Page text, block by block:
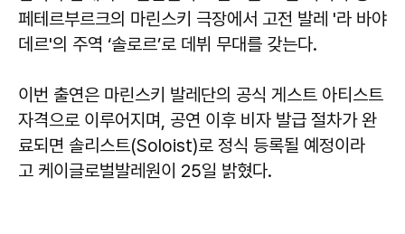
페테르부르크의 마린스키 극장에서 고전 발레 '라 바야
데르'의 주역 ‘솔로르’로 데뷔 무대를 갖는다.
이번 출연은 마린스키 발레단의 공식 게스트 아티스트
자격으로 이루어지며, 공연 이후 비자 발급 절차가 완
료되면 솔리스트(Soloist)로 정식 등록될 예정이라
고 케이글로벌발레원이 25일 밝혔다.